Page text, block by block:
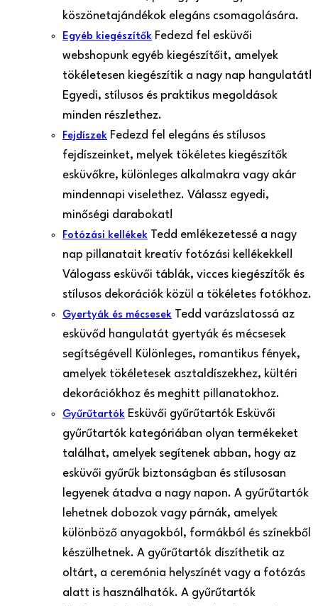
köszönetajándékok elegáns csomagolására.
Egyéb kiegészítők Fedezd fel esküvői
webshopunk egyéb kiegészítőit, amelyek
tökéletesen kiegészítik a nagy nap hangulatát!
Egyedi, stílusos és praktikus megoldások
minden részlethez.
Fejdíszek Fedezd fel elegáns és stílusos
fejdíszeinket, melyek tökéletes kiegészítők
esküvőkre, különleges alkalmakra vagy akár
mindennapi viselethez. Válassz egyedi,
minőségi darabokat!
Fotózási kellékek Tedd emlékezetessé a nagy
nap pillanatait kreatív fotózási kellékekkel!
Válogass esküvői táblák, vicces kiegészítők és
stílusos dekorációk közül a tökéletes fotókhoz.
Gyertyák és mécsesek Tedd varázslatossá az
esküvőd hangulatát gyertyák és mécsesek
segítségével! Különleges, romantikus fények,
amelyek tökéletesek asztaldíszekhez, kültéri
dekorációkhoz és meghitt pillanatokhoz.
Gyűrűtartók Esküvői gyűrűtartók Esküvői
gyűrűtartók kategóriában olyan termékeket
találhat, amelyek segítenek abban, hogy az
esküvői gyűrűk biztonságban és stílusosan
legyenek átadva a nagy napon. A gyűrűtartók
lehetnek dobozok vagy párnák, amelyek
különböző anyagokból, formákból és színekből
készülhetnek. A gyűrűtartók díszíthetik az
oltárt, a ceremónia helyszínét vagy a fotózás
alatt is használhatók. A gyűrűtartók